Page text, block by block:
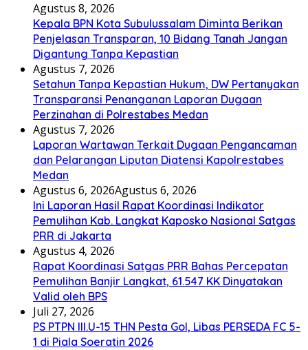
Agustus 8, 2026
Kepala BPN Kota Subulussalam Diminta Berikan
Penjelasan Transparan, 10 Bidang Tanah Jangan
Digantung Tanpa Kepastian
Agustus 7, 2026
Setahun Tanpa Kepastian Hukum, DW Pertanyakan
Transparansi Penanganan Laporan Dugaan
Perzinahan di Polrestabes Medan
Agustus 7, 2026
Laporan Wartawan Terkait Dugaan Pengancaman
dan Pelarangan Liputan Diatensi Kapolrestabes
Medan
Agustus 6, 2026Agustus 6, 2026
Ini Laporan Hasil Rapat Koordinasi Indikator
Pemulihan Kab. Langkat Kaposko Nasional Satgas
PRR di Jakarta
Agustus 4, 2026
Rapat Koordinasi Satgas PRR Bahas Percepatan
Pemulihan Banjir Langkat, 61.547 KK Dinyatakan
Valid oleh BPS
Juli 27, 2026
PS PTPN III.U-15 THN Pesta Gol, Libas PERSEDA FC 5-
1 di Piala Soeratin 2026